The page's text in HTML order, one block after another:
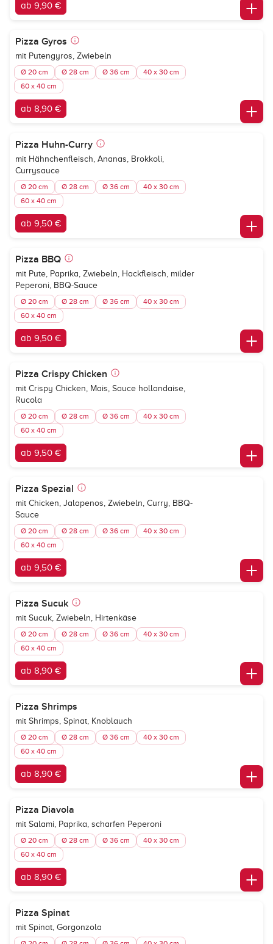
ab 9,90 €
Pizza Gyros
mit Putengyros, Zwiebeln
Ø 20 cm Ø 28 cm Ø 36 cm
40 x 30 cm
60 x 40 cm
ab 8,90 €
Pizza Huhn-Curry
mit Hähnchenfleisch, Ananas, Brokkoli,
Currysauce
Ø 20 cm Ø 28 cm Ø 36 cm
40 x 30 cm
60 x 40 cm
ab 9,50 €
Pizza BBQ
mit Pute, Paprika, Zwiebeln, Hackfleisch, milder
Peperoni, BBQ-Sauce
Ø 20 cm Ø 28 cm Ø 36 cm
40 x 30 cm
60 x 40 cm
ab 9,50 €
Pizza Crispy Chicken
mit Crispy Chicken, Mais, Sauce hollandaise,
Rucola
Ø 20 cm Ø 28 cm Ø 36 cm
40 x 30 cm
60 x 40 cm
ab 9,50 €
Pizza Spezial
mit Chicken, Jalapenos, Zwiebeln, Curry, BBQ-
Sauce
Ø 20 cm Ø 28 cm Ø 36 cm
40 x 30 cm
60 x 40 cm
ab 9,50 €
Pizza Sucuk
mit Sucuk, Zwiebeln, Hirtenkäse
Ø 20 cm Ø 28 cm Ø 36 cm
40 x 30 cm
60 x 40 cm
ab 8,90 €
Pizza Shrimps
mit Shrimps, Spinat, Knoblauch
Ø 20 cm Ø 28 cm Ø 36 cm
40 x 30 cm
60 x 40 cm
ab 8,90 €
Pizza Diavola
mit Salami, Paprika, scharfen Peperoni
Ø 20 cm Ø 28 cm Ø 36 cm
40 x 30 cm
60 x 40 cm
ab 8,90 €
Pizza Spinat
mit Spinat, Gorgonzola